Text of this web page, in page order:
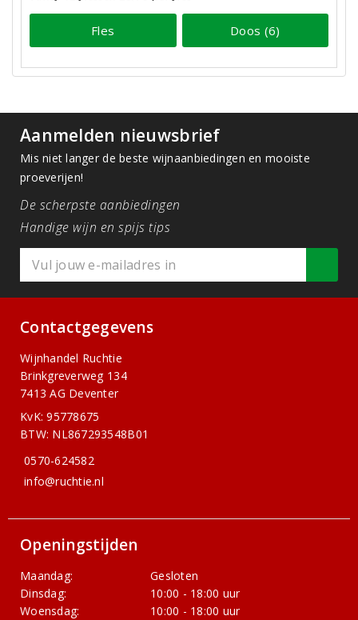
Fles Doos (6)
Aanmelden nieuwsbrief
Mis niet langer de beste wijnaanbiedingen en mooiste
proeverijen!
De scherpste aanbiedingen
Handige wijn en spijs tips
Contactgegevens
Wijnhandel Ruchtie
Brinkgreverweg 134
7413 AG Deventer
KvK: 95778675
BTW: NL867293548B01
0570-624582
info@ruchtie.nl
Openingstijden
Maandag:
Gesloten
Dinsdag:
10:00 - 18:00 uur
Woensdag:
10:00 - 18:00 uur